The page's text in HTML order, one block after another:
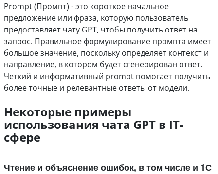
Prompt (Промпт) - это короткое начальное
предложение или фраза, которую пользователь
предоставляет чату GPT, чтобы получить ответ на
запрос. Правильное формулирование промпта имеет
большое значение, поскольку определяет контекст и
направление, в котором будет сгенерирован ответ.
Четкий и информативный prompt помогает получить
более точные и релевантные ответы от модели.
Некоторые примеры
использования чата GPT в IT-
сфере
Чтение и объяснение ошибок, в том числе и 1С